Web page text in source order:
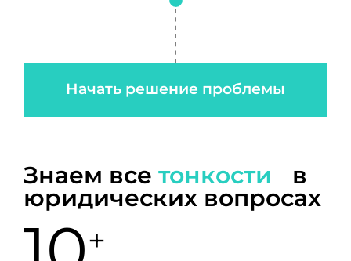
Начать решение проблемы
Знаем все тонкости в
юридических вопросах
+